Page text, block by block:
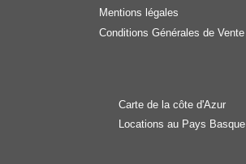
Mentions légales
Conditions Générales de Vente
Carte de la côte d'Azur
Locations au Pays Basque